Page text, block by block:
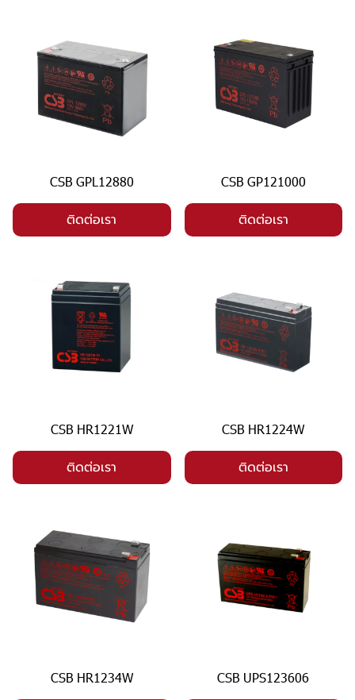
CSB GPL12880
ติดต่อเรา
CSB GP121000
ติดต่อเรา
CSB HR1221W
ติดต่อเรา
CSB HR1224W
ติดต่อเรา
CSB HR1234W CSB UPS123606